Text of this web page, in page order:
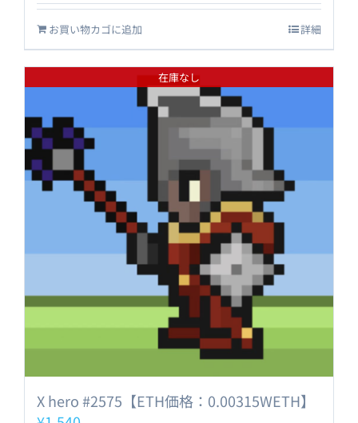
お買い物カゴに追加 詳細
在庫なし
X hero #2575【ETH価格：0.00315WETH】